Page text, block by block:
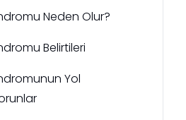
Neden Olur?
Belirtileri
Yol